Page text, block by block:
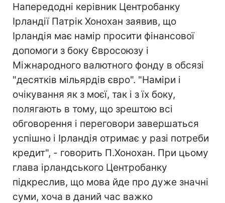
Напередодні керівник Центробанку
Ірландії Патрік Хонохан заявив, що
Ірландія має намір просити фінансової
допомоги з боку Євросоюзу і
Міжнародного валютного фонду в обсязі
"десятків мільярдів євро". "Наміри і
очікування як з моєї, так і з їх боку,
полягають в тому, що зрештою всі
обговорення і переговори завершаться
успішно і Ірландія отримає у разі потреби
кредит", - говорить П.Хонохан. При цьому
глава ірландського Центробанку
підкреслив, що мова йде про дуже значні
суми, хоча в даний час важко